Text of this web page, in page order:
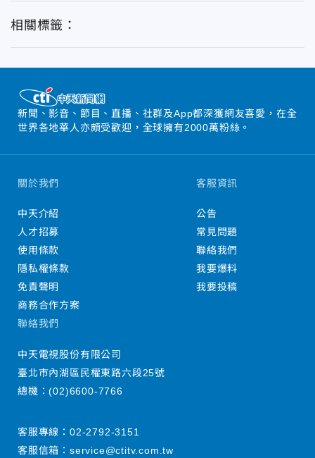
相關標籤：
新聞、影音、節目、直播、社群及App都深獲網友喜愛，在全
世界各地華人亦頗受歡迎，全球擁有2000萬粉絲。
關於我們
中天介紹
人才招募
使用條款
隱私權條款
免責聲明
商務合作方案
客服資訊
公告
常見問題
聯絡我們
我要爆料
我要投稿
聯絡我們
中天電視股份有限公司
臺北市內湖區民權東路六段25號
總機：(02)6600-7766
客服專線： 02-2792-3151
客服信箱： service@ctitv.com.tw